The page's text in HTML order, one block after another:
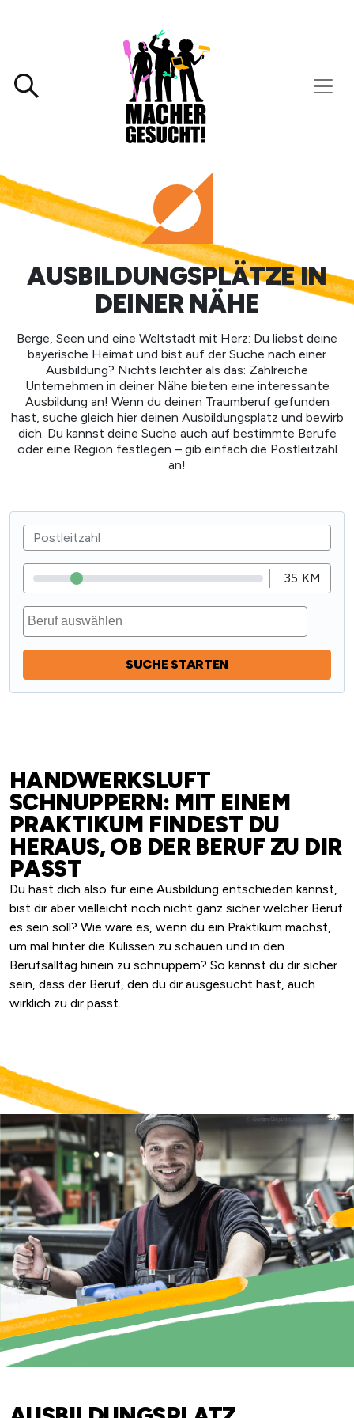
X
AUSBILDUNGSPLÄTZE IN
DEINER NÄHE
Berge, Seen und eine Weltstadt mit Herz: Du liebst deine
bayerische Heimat und bist auf der Suche nach einer
Ausbildung? Nichts leichter als das: Zahlreiche
Unternehmen in deiner Nähe bieten eine interessante
Ausbildung an! Wenn du deinen Traumberuf gefunden
hast, suche gleich hier deinen Ausbildungsplatz und bewirb
dich. Du kannst deine Suche auch auf bestimmte Berufe
oder eine Region festlegen – gib einfach die Postleitzahl
an!
35 KM
SUCHE STARTEN
HANDWERKSLUFT
SCHNUPPERN: MIT EINEM
PRAKTIKUM FINDEST DU
HERAUS, OB DER BERUF ZU DIR
PASST
Du hast dich also für eine Ausbildung entschieden kannst,
bist dir aber vielleicht noch nicht ganz sicher welcher Beruf
es sein soll? Wie wäre es, wenn du ein Praktikum machst,
um mal hinter die Kulissen zu schauen und in den
Berufsalltag hinein zu schnuppern? So kannst du dir sicher
sein, dass der Beruf, den du dir ausgesucht hast, auch
wirklich zu dir passt.